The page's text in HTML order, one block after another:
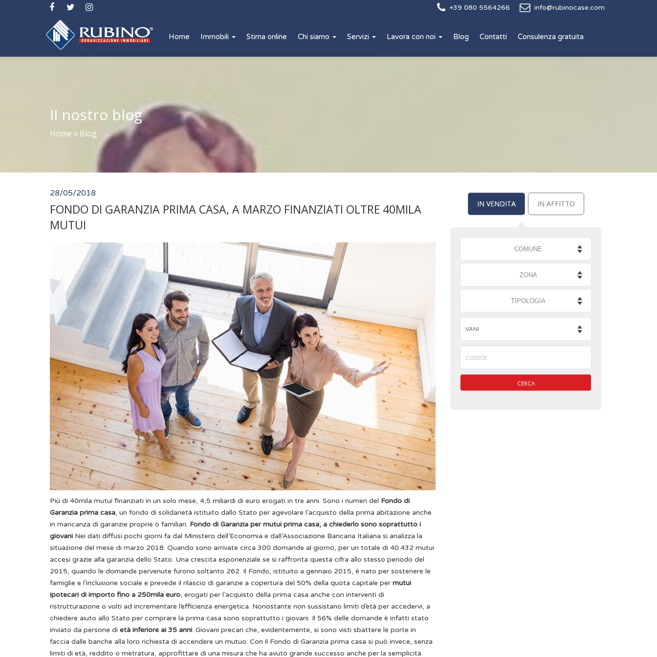
+39 080 5564266 info@rubinocase.com
Home Immobili Stima online Chi siamo Servizi Lavora con noi Blog Contatti Consulenza gratuita
Il nostro blog
Home » Blog
28/05/2018
FONDO DI GARANZIA PRIMA CASA, A MARZO FINANZIATI OLTRE 40MILA
MUTUI
Più di 40mila mutui finanziati in un solo mese, 4,5 miliardi di euro erogati in tre anni. Sono i numeri del Fondo di
Garanzia prima casa, un fondo di solidarietà istituito dallo Stato per agevolare l’acquisto della prima abitazione anche
in mancanza di garanzie proprie o familiari. Fondo di Garanzia per mutui prima casa, a chiederlo sono soprattutto i
giovani Nei dati diffusi pochi giorni fa dal Ministero dell’Economia e dall’Associazione Bancaria Italiana si analizza la
situazione del mese di marzo 2018. Quando sono arrivate circa 300 domande al giorno, per un totale di 40.432 mutui
accesi grazie alla garanzia dello Stato. Una crescita esponenziale se si raffronta questa cifra allo stesso periodo del
2015, quando le domande pervenute furono soltanto 262. Il Fondo, istituito a gennaio 2015, è nato per sostenere le
famiglie e l’inclusione sociale e prevede il rilascio di garanzie a copertura del 50% della quota capitale per mutui
ipotecari di importo fino a 250mila euro, erogati per l’acquisto della prima casa anche con interventi di
ristrutturazione o volti ad incrementare l’efficienza energetica. Nonostante non sussistano limiti d’età per accedervi, a
chiedere aiuto allo Stato per comprare la prima casa sono soprattutto i giovani. Il 56% delle domande è infatti stato
inviato da persone di età inferiore ai 35 anni. Giovani precari che, evidentemente, si sono visti sbattere le porte in
faccia dalle banche alla loro richiesta di accendere un mutuo. Con il Fondo di Garanzia prima casa si può invece, senza
limiti di età, reddito o metratura, approfittare di una misura che ha avuto grande successo anche per la semplicità
IN VENDITA IN AFFITTO
COMUNE
ZONA
TIPOLOGIA
CERCA